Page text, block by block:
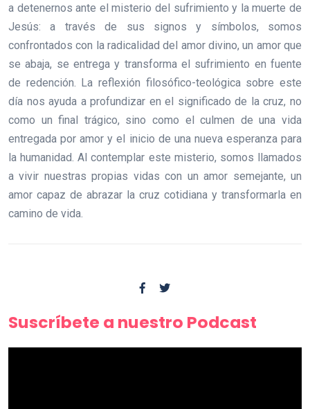
a detenernos ante el misterio del sufrimiento y la muerte de
Jesús: a través de sus signos y símbolos, somos
confrontados con la radicalidad del amor divino, un amor que
se abaja, se entrega y transforma el sufrimiento en fuente
de redención. La reflexión filosófico-teológica sobre este
día nos ayuda a profundizar en el significado de la cruz, no
como un final trágico, sino como el culmen de una vida
entregada por amor y el inicio de una nueva esperanza para
la humanidad. Al contemplar este misterio, somos llamados
a vivir nuestras propias vidas con un amor semejante, un
amor capaz de abrazar la cruz cotidiana y transformarla en
camino de vida.
Suscríbete a nuestro Podcast